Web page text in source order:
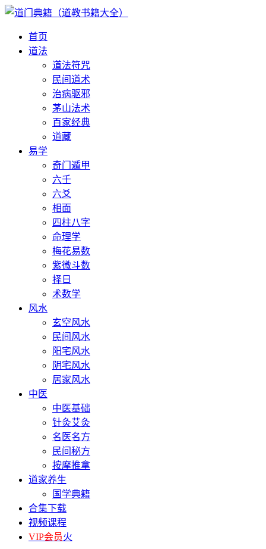
首页
道法
道法符咒
民间道术
治病驱邪
茅山法术
百家经典
道藏
易学
奇门遁甲
六壬
六爻
相面
四柱八字
命理学
梅花易数
紫微斗数
择日
术数学
风水
玄空风水
民间风水
阳宅风水
阴宅风水
居家风水
中医
中医基础
针灸艾灸
名医名方
民间秘方
按摩推拿
道家养生
国学典籍
合集下载
视频课程
VIP会员火